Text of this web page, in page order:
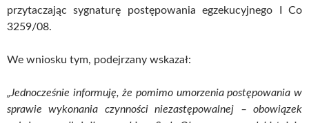
przytaczając sygnaturę postępowania egzekucyjnego I Co
3259/08.
We wniosku tym, podejrzany wskazał:
„Jednocześnie informuję, że pomimo umorzenia postępowania w
sprawie wykonania czynności niezastępowalnej – obowiązek